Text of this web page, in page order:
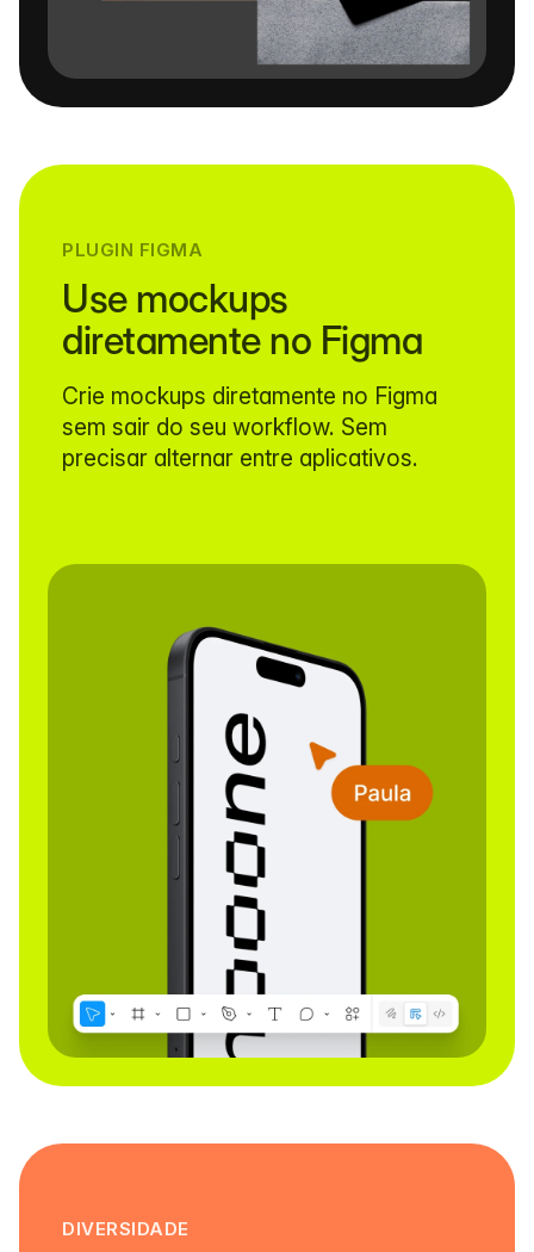
PLUGIN FIGMA
Use mockups
diretamente no Figma
Crie mockups diretamente no Figma
sem sair do seu workflow. Sem
precisar alternar entre aplicativos.
DIVERSIDADE